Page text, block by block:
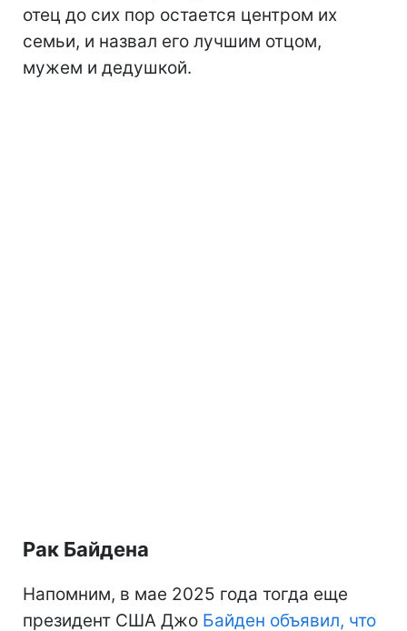
отец до сих пор остается центром их
семьи, и назвал его лучшим отцом,
мужем и дедушкой.
Рак Байдена
Напомним, в мае 2025 года тогда еще
президент США Джо Байден объявил, что